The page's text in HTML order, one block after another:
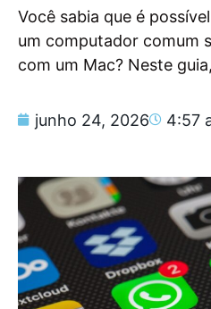
Você sabia que é
um computador comum
com um Mac? Neste
junho 24, 2026 4:57